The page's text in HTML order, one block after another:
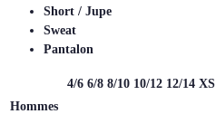
Short / Jupe
Sweat
Pantalon
4/6 6/8 8/10 10/12 12/14 XS
Hommes